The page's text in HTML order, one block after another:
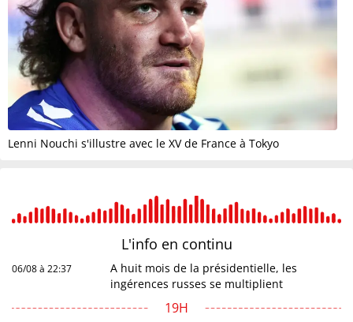
Lenni Nouchi s'illustre avec le XV de France à Tokyo
L'info en continu
06/08 à 22:37
A huit mois de la présidentielle, les
ingérences russes se multiplient
19H